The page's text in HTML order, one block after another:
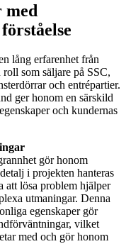
med
lång erfarenhet från
som säljare på SSC,
och entrépartier.
ger honom en särskild
och kundernas
gör honom
i projekten hanteras
att lösa problem hjälper
utmaningar. Denna
egenskaper gör
vilket
med och gör honom